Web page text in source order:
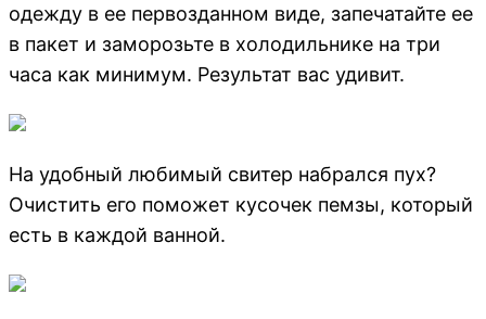
одежду в ее первозданном виде, запечатайте ее
в пакет и заморозьте в холодильнике на три
часа как минимум. Результат вас удивит.
На удобный любимый свитер набрался пух?
Очистить его поможет кусочек пемзы, который
есть в каждой ванной.